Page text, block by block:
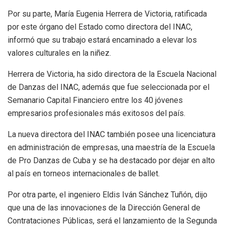
Por su parte, María Eugenia Herrera de Victoria, ratificada
por este órgano del Estado como directora del INAC,
informó que su trabajo estará encaminado a elevar los
valores culturales en la niñez.
Herrera de Victoria, ha sido directora de la Escuela Nacional
de Danzas del INAC, además que fue seleccionada por el
Semanario Capital Financiero entre los 40 jóvenes
empresarios profesionales más exitosos del país.
La nueva directora del INAC también posee una licenciatura
en administración de empresas, una maestría de la Escuela
de Pro Danzas de Cuba y se ha destacado por dejar en alto
al país en torneos internacionales de ballet.
Por otra parte, el ingeniero Eldis Iván Sánchez Tuñón, dijo
que una de las innovaciones de la Dirección General de
Contrataciones Públicas, será el lanzamiento de la Segunda